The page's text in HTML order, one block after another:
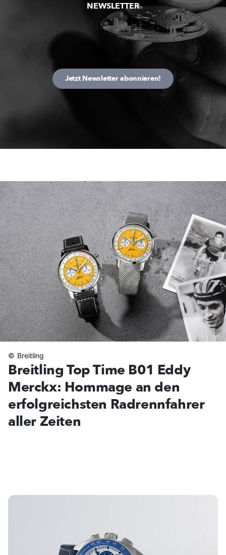
NEWSLETTER
Jetzt Newsletter abonnieren!
Breitling Top Time B01 Eddy
Merckx: Hommage an den
erfolgreichsten Radrennfahrer
aller Zeiten
© Breitling